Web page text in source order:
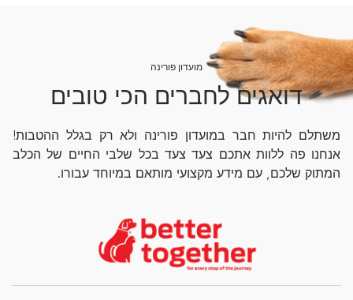
מועדון פורינה
דואגים לחברים הכי טובים
משתלם להיות חבר במועדון פורינה ולא רק בגלל ההטבות!
אנחנו פה ללוות אתכם צעד צעד בכל שלבי החיים של הכלב
המתוק שלכם, עם מידע מקצועי מותאם במיוחד עבורו.